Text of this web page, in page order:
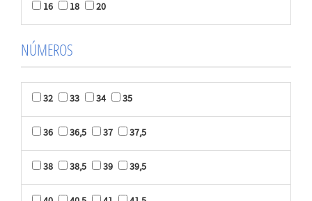
16 18 20
NÚMEROS
32 33 34 35
36 36,5 37 37,5
38 38,5 39 39,5